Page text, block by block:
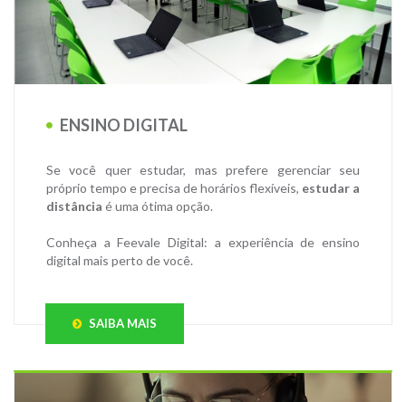
ENSINO DIGITAL
Se você quer estudar, mas prefere gerenciar seu
próprio tempo e precisa de horários flexíveis, estudar a
distância é uma ótima opção.
Conheça a Feevale Digital: a experiência de ensino
digital mais perto de você.
SAIBA MAIS